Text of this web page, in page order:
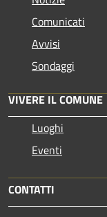
Comunicati
Avvisi
Sondaggi
VIVERE IL COMUNE
Luoghi
Eventi
CONTATTI